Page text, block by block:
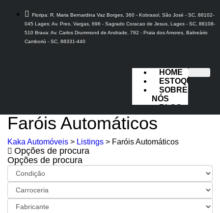
Floripa: R. Maria Bernardina Vaz Borges, 360 - Kobrasol, São José - SC, 88102-
045 Lages: Av. Pres. Vargas, 696 - Sagrado Coracao de Jesus, Lages - SC, 88108-
510 Brava: Av. Carlos Drummond de Andrade, 792 - Praia dos Amores, Balneário
Camboriú - SC, 88331-440
HOME
ESTOQUE
SOBRE
NÓS
BLOG
FALE
CONOSCO
Faróis Automáticos
Kaka Automóveis > Listings > Faróis Automáticos
Opções de procura
Opções de procura